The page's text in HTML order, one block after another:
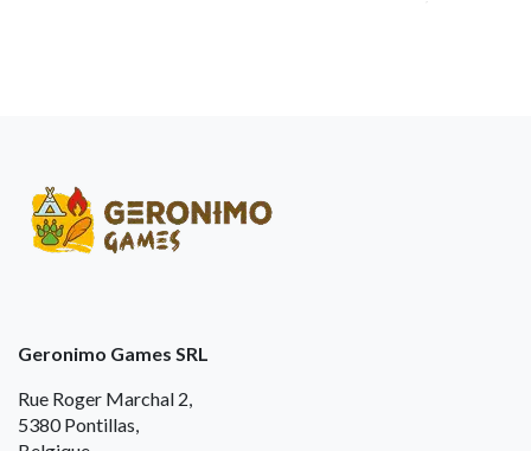
Geronimo Games SRL
Rue Roger Marchal 2,
5380 Pontillas,